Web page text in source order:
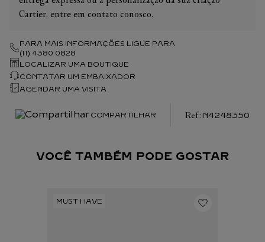
Cartier, entre em contato conosco.
PARA MAIS INFORMAÇÕES LIGUE PARA
(11) 4380 0828
LOCALIZAR UMA BOUTIQUE
CONTATAR UM EMBAIXADOR
AGENDAR UMA VISITA
COMPARTILHAR :N4248350
VOCÊ TAMBÉM PODE GOSTAR